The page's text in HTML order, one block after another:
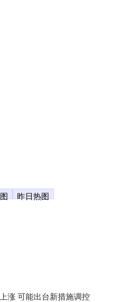
昨日热图
涨 可能出台新措施调控